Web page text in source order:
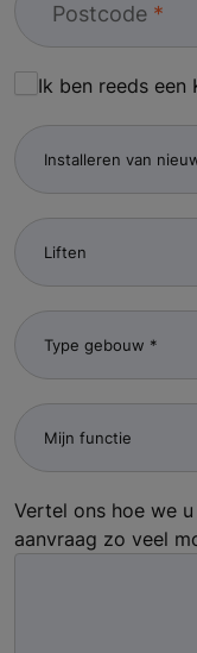
Postcode
Ik ben reeds een
Vertel ons hoe we
aanvraag zo veel